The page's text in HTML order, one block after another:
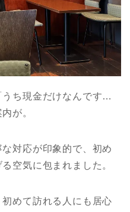
うち現金だけなんです…
が。
対応が印象的で、初め
空気に包まれました。
めて訪れる人にも居心